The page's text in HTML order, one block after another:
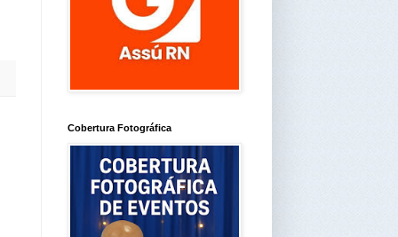
Cobertura Fotográfica